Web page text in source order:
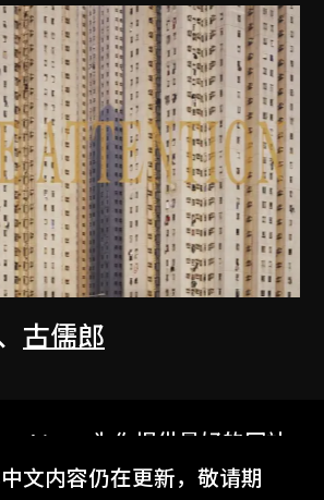
古儒郎
」为你提供最好的网站
文内容仍在更新，敬请期